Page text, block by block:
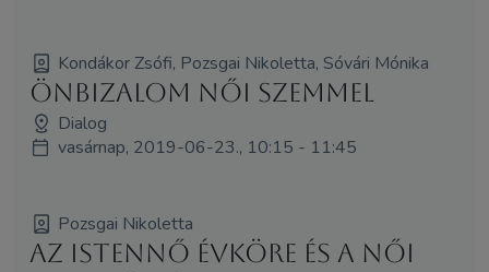
Kondákor Zsófi, Pozsgai Nikoletta, Sóvári Mónika
Önbizalom női szemmel
Dialog
vasárnap, 2019-06-23., 10:15 - 11:45
Pozsgai Nikoletta
Az Istennő évköre és a női